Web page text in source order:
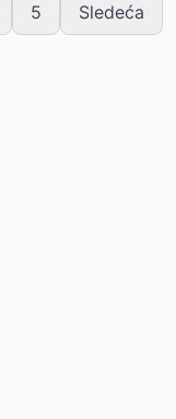
5 Sledeća